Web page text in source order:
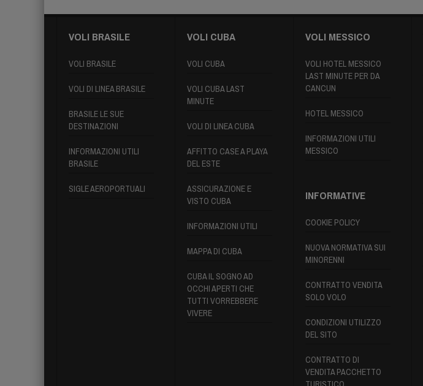
VOLI BRASILE
VOLI BRASILE
VOLI DI LINEA BRASILE
BRASILE LE SUE
DESTINAZIONI
INFORMAZIONI UTILI
BRASILE
SIGLE AEROPORTUALI
VOLI CUBA
VOLI CUBA
VOLI CUBA LAST
MINUTE
VOLI DI LINEA CUBA
AFFITTO CASE A PLAYA
DEL ESTE
ASSICURAZIONE E
VISTO CUBA
INFORMAZIONI UTILI
MAPPA DI CUBA
CUBA IL SOGNO AD
OCCHI APERTI CHE
TUTTI VORREBBERE
VIVERE
VOLI MESSICO
VOLI HOTEL MESSICO
LAST MINUTE PER DA
CANCUN
HOTEL MESSICO
INFORMAZIONI UTILI
MESSICO
INFORMATIVE
COOKIE POLICY
NUOVA NORMATIVA SUI
MINORENNI
CONTRATTO VENDITA
SOLO VOLO
CONDIZIONI UTILIZZO
DEL SITO
CONTRATTO DI
VENDITA PACCHETTO